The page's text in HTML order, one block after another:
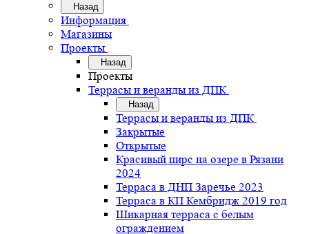
Назад
Информация
Магазины
Проекты
Назад
Проекты
Террасы и веранды из ДПК
Назад
Террасы и веранды из ДПК
Закрытые
Открытые
Красивый пирс на озере в Рязани
2024
Терраса в ДНП Заречье 2023
Терраса в КП Кембридж 2019 год
Шикарная терраса с белым
ограждением